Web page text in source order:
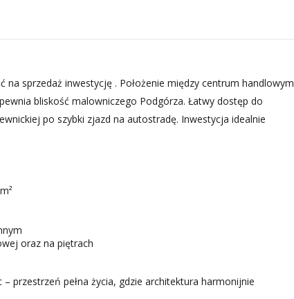
sprzedaż inwestycję . Położenie między centrum handlowym
bliskość malowniczego Podgórza. Łatwy dostęp do
po szybki zjazd na autostradę. Inwestycja idealnie
oraz na piętrach
przestrzeń pełna życia, gdzie architektura harmonijnie